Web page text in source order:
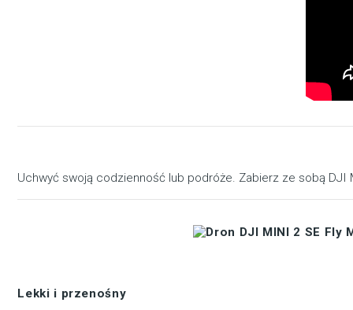
Uchwyć swoją codzienność lub podróże. Zabierz ze sobą DJI
Lekki i przenośny